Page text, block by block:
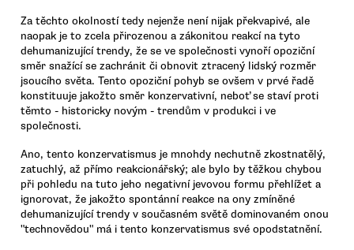
Za těchto okolností tedy nejenže není nijak překvapivé, ale
naopak je to zcela přirozenou a zákonitou reakcí na tyto
dehumanizující trendy, že se ve společnosti vynoří opoziční
směr snažící se zachránit či obnovit ztracený lidský rozměr
jsoucího světa. Tento opoziční pohyb se ovšem v prvé řadě
konstituuje jakožto směr konzervativní, neboť se staví proti
těmto - historicky novým - trendům v produkci i ve
společnosti.
Ano, tento konzervatismus je mnohdy nechutně zkostnatělý,
zatuchlý, až přímo reakcionářský; ale bylo by těžkou chybou
při pohledu na tuto jeho negativní jevovou formu přehlížet a
ignorovat, že jakožto spontánní reakce na ony zmíněné
dehumanizující trendy v současném světě dominovaném onou
"technovědou" má i tento konzervatismus své opodstatnění.